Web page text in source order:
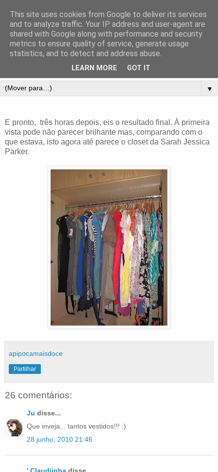
▼
E pronto, três horas depois, eis o resultado final. À primeira
vista pode não parecer brilhante mas, comparando com o
que estava, isto agora até parece o closet da Sarah Jessica
Parker.
apipocamaisdoce
Partilhar
26 comentários:
Ju disse...
Que inveja... tantos vestidos!!! :)
28 junho, 2010 21:46
This site uses cookies from Google to deliver its services
and to analyze traffic. Your IP address and user-agent are
shared with Google along with performance and security
metrics to ensure quality of service, generate usage
statistics, and to detect and address abuse.
LEARN MORE GOT IT